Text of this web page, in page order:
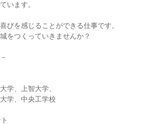
います。
びを感じることができる仕事です。
をつくっていきませんか？
学、上智大学、
学、中央工学校